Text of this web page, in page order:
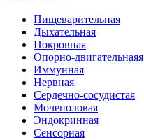
Пищеварительная
Дыхательная
Покровная
Опорно-двигательнаяя
Иммунная
Нервная
Сердечно-сосудистая
Мочеполовая
Эндокринная
Сенсорная